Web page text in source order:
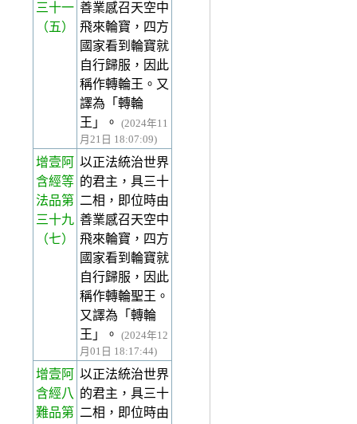
三十一
（五）
善業感召天空中
飛來輪寶，四方
國家看到輪寶就
自行歸服，因此
稱作轉輪王。又
譯為「轉輪
王」。
(2024年11
月21日 18:07:09)
增壹阿
含經等
法品第
三十九
（七）
以正法統治世界
的君主，具三十
二相，即位時由
善業感召天空中
飛來輪寶，四方
國家看到輪寶就
自行歸服，因此
稱作轉輪聖王。
又譯為「轉輪
王」。
(2024年12
月01日 18:17:44)
增壹阿
含經八
難品第
以正法統治世界
的君主，具三十
二相，即位時由